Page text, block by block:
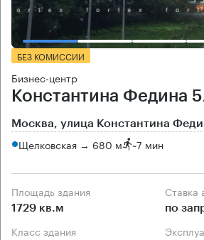
БЕЗ КОМИССИИ
Бизнес-центр
Константина Федина
Москва, улица Константина
Щелковская → 680 м ~7 мин
Площадь здания
1729 кв.м по
Класс здания